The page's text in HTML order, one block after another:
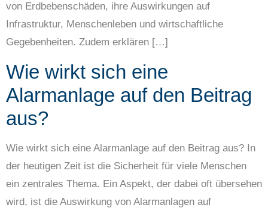
von Erdbebenschäden, ihre Auswirkungen auf
Infrastruktur, Menschenleben und wirtschaftliche
Gegebenheiten. Zudem erklären […]
Wie wirkt sich eine
Alarmanlage auf den Beitrag
aus?
Wie wirkt sich eine Alarmanlage auf den Beitrag aus? In
der heutigen Zeit ist die Sicherheit für viele Menschen
ein zentrales Thema. Ein Aspekt, der dabei oft übersehen
wird, ist die Auswirkung von Alarmanlagen auf